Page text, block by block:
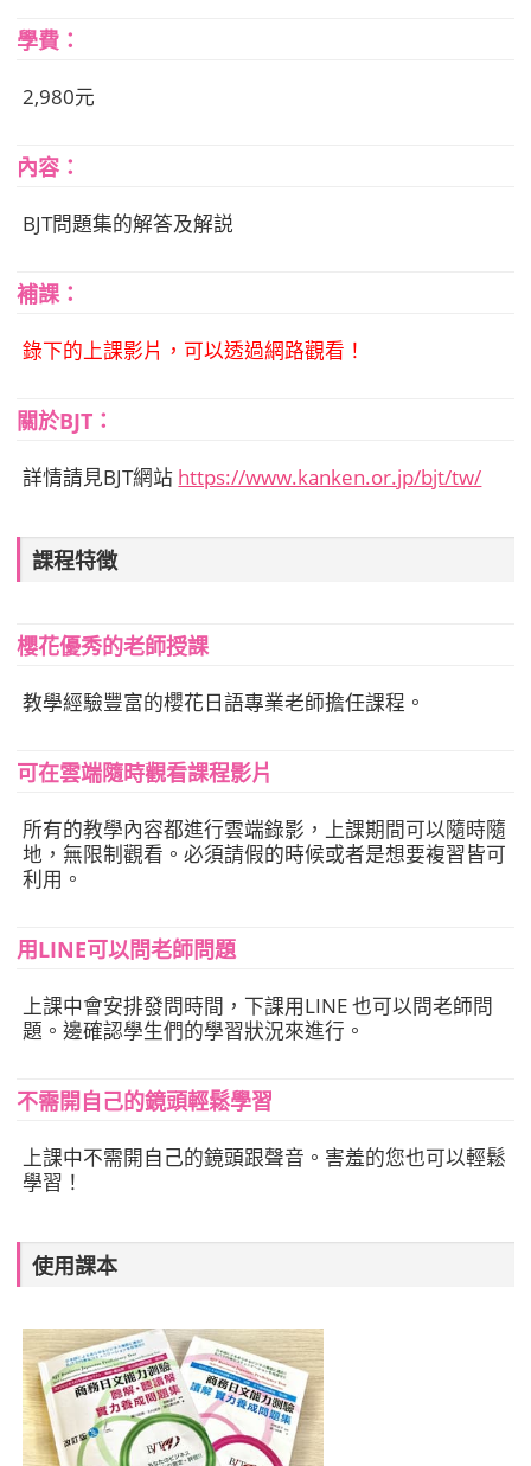
學費：
2,980元
內容：
BJT問題集的解答及解説
補課：
錄下的上課影片，可以透過網路觀看！
關於BJT：
詳情請見BJT網站 https://www.kanken.or.jp/bjt/tw/
課程特徴
櫻花優秀的老師授課
教學經驗豐富的櫻花日語專業老師擔任課程。
可在雲端隨時觀看課程影片
所有的教學內容都進行雲端錄影，上課期間可以隨時隨
地，無限制觀看。必須請假的時候或者是想要複習皆可
利用。
用LINE可以問老師問題
上課中會安排發問時間，下課用LINE 也可以問老師問
題。邊確認學生們的學習狀況來進行。
不需開自己的鏡頭輕鬆學習
上課中不需開自己的鏡頭跟聲音。害羞的您也可以輕鬆
學習！
使用課本